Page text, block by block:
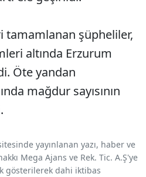
tamamlanan şüpheliler,
altında Erzurum
Öte yandan
mağdur sayısının
yayınlanan yazı, haber ve
Mega Ajans ve Rek. Tic. A.Ş'ye
gösterilerek dahi iktibas